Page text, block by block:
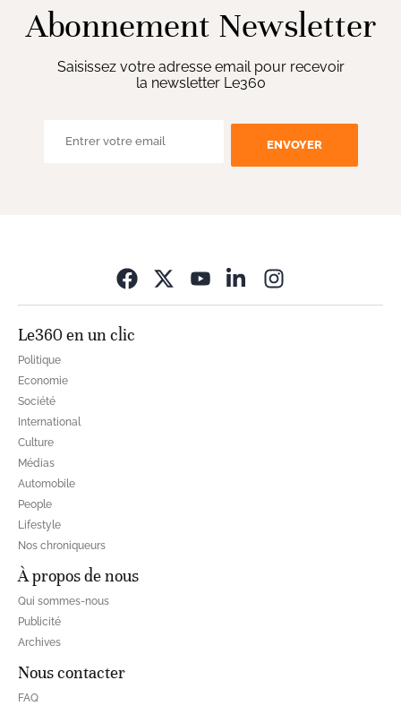
Abonnement Newsletter
Saisissez votre adresse email pour recevoir
la newsletter Le360
ENVOYER
Le360 en un clic
Politique
Economie
Société
International
Culture
Médias
Automobile
People
Lifestyle
Nos chroniqueurs
À propos de nous
Qui sommes-nous
Publicité
Archives
Nous contacter
FAQ